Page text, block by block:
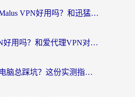
海外党必看：Malus VPN好用吗？和迅猛兔VPN对比哪个回国效果更好？附真实体验与避坑指南
Quickback VPN好用吗？和爱代理VPN对比哪个回国效果更好？
海外翻墙回国电脑总踩坑？这份实测指南帮你选对加速器（附ChickCNinitapMalus对比）